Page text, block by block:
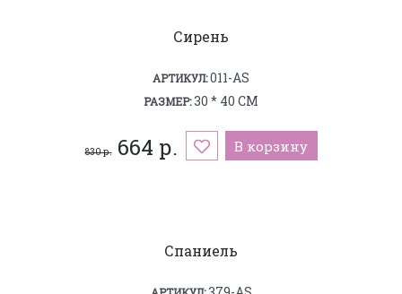
Сирень
АРТИКУЛ:011-AS
РАЗМЕР:30 * 40 СМ
830 р.664 р. В корзину
Спаниель